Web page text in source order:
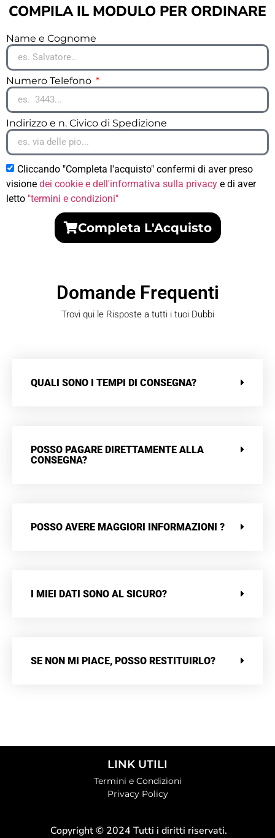
COMPILA IL MODULO PER ORDINARE
Name e Cognome
Numero Telefono
Indirizzo e n. Civico di Spedizione
Cliccando "Completa l'acquisto" confermi di aver preso
visione dei cookie e dell'informativa sulla privacy e di aver
letto "termini e condizioni"
Completa L'Acquisto
Domande Frequenti
Trovi qui le Risposte a tutti i tuoi Dubbi
QUALI SONO I TEMPI DI CONSEGNA?
POSSO PAGARE DIRETTAMENTE ALLA
CONSEGNA?
POSSO AVERE MAGGIORI INFORMAZIONI ?
I MIEI DATI SONO AL SICURO?
SE NON MI PIACE, POSSO RESTITUIRLO?
LINK UTILI
Termini e Condizioni
Privacy Policy
Copyright © 2024 Tutti i diritti riservati.